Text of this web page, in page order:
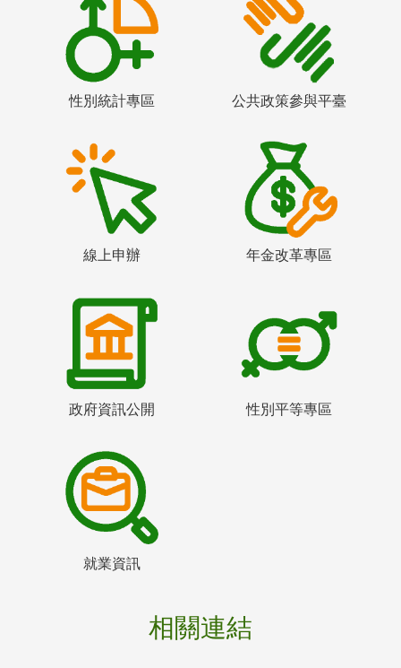
性別統計專區 公共政策參與平臺
線上申辦 年金改革專區
政府資訊公開 性別平等專區
就業資訊
相關連結